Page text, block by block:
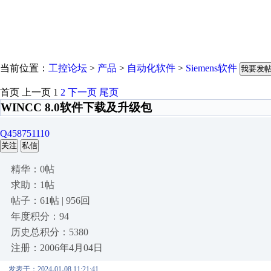
当前位置： 工控论坛 > 产品 > 自动化软件 > Siemens软件 我要发
首页 上一页 1 2 下一页 尾页
WINCC 8.0软件下载及升级包
Q458751110
关注 私信
精华：0帖
求助：1帖
帖子：61帖 | 956回
年度积分：94
历史总积分：5380
注册：2006年4月04日
发表于：2024-01-08 11:21:41